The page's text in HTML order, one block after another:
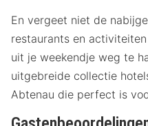
En vergeet niet de
restaurants en
uit je weekendje weg te
uitgebreide collectie
Abtenau die perfect is